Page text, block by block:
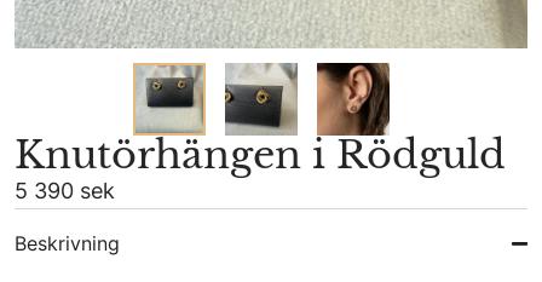
Knutörhängen i Rödguld
5 390 sek
Beskrivning